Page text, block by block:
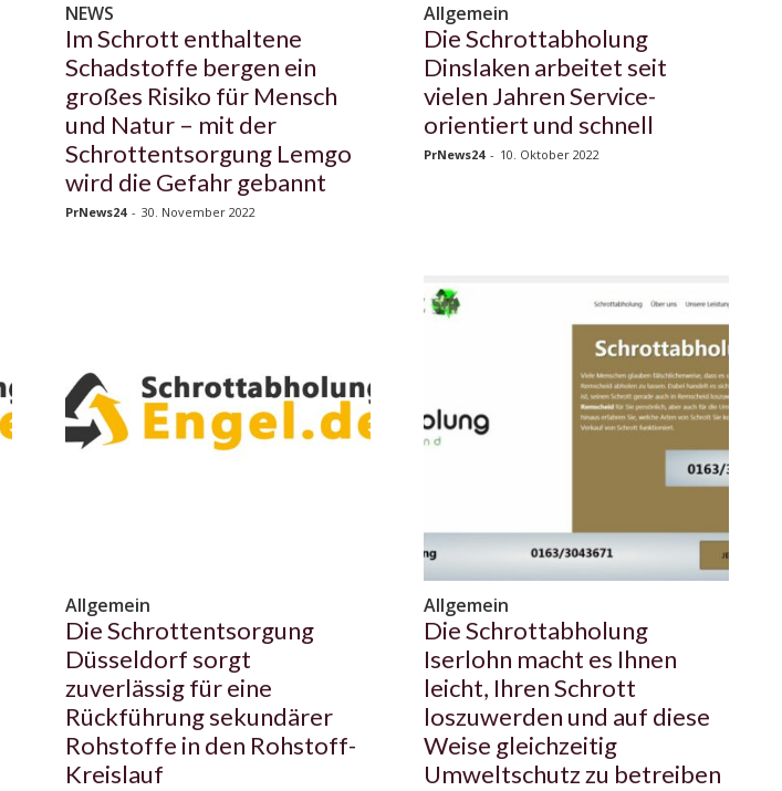
NEWS
Im Schrott enthaltene
Schadstoffe bergen ein
großes Risiko für Mensch
und Natur – mit der
Schrottentsorgung Lemgo
wird die Gefahr gebannt
PrNews24 - 30. November 2022
Allgemein
Die Schrottabholung
Dinslaken arbeitet seit
vielen Jahren Service-
orientiert und schnell
PrNews24 - 10. Oktober 2022
Allgemein
Die Schrottentsorgung
Düsseldorf sorgt
zuverlässig für eine
Rückführung sekundärer
Rohstoffe in den Rohstoff-
Kreislauf
Allgemein
Die Schrottabholung
Iserlohn macht es Ihnen
leicht, Ihren Schrott
loszuwerden und auf diese
Weise gleichzeitig
Umweltschutz zu betreiben